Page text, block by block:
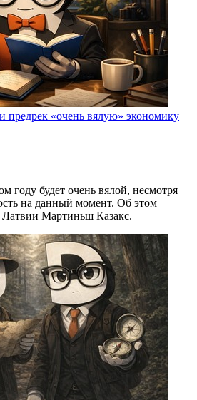
предрек «очень вялую» экономику
году будет очень вялой, несмотря
на данный момент. Об этом
Латвии Мартиньш Казакс.